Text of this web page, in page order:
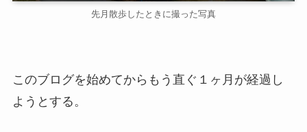
先月散歩したときに撮った写真
このブログを始めてからもう直ぐ１ヶ月が経過し
ようとする。